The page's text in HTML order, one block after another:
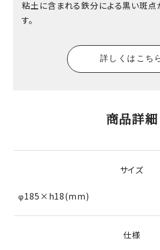
粘土に含まれる鉄分による黒い斑
す。
詳しくはこち
商品詳細
サイズ
φ185×h18(mm)
仕様